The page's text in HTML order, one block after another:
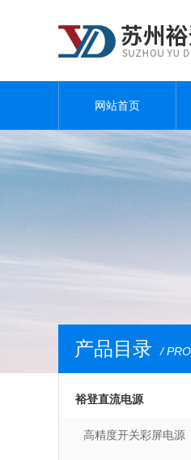
网站首页
产品目录 /
裕登直流电源
高精度开关彩屏电源